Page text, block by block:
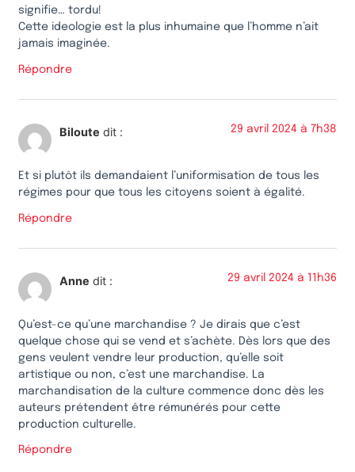
signifie… tordu!
Cette ideologie est la plus inhumaine que l’homme n’ait
jamais imaginée.
Répondre
Biloute dit : 29 avril 2024 à 7h38
Et si plutôt ils demandaient l’uniformisation de tous les
régimes pour que tous les citoyens soient à égalité.
Répondre
Anne dit : 29 avril 2024 à 11h36
Qu’est-ce qu’une marchandise ? Je dirais que c’est
quelque chose qui se vend et s’achète. Dès lors que des
gens veulent vendre leur production, qu’elle soit
artistique ou non, c’est une marchandise. La
marchandisation de la culture commence donc dès les
auteurs prétendent être rémunérés pour cette
production culturelle.
Répondre